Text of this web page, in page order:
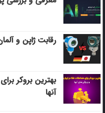
رقابت ژاپن و
بهترین بروکر
آنها